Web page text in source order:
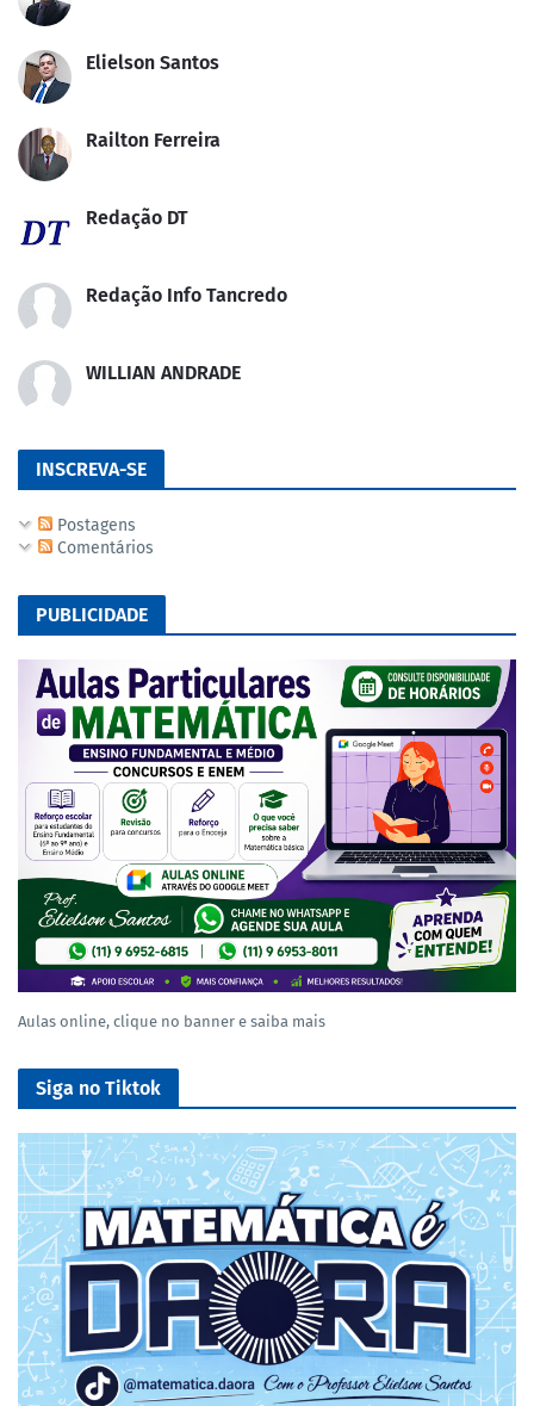
Elielson Santos
Railton Ferreira
Redação DT
Redação Info Tancredo
WILLIAN ANDRADE
INSCREVA-SE
Postagens
Comentários
PUBLICIDADE
Aulas online, clique no banner e saiba mais
Siga no Tiktok